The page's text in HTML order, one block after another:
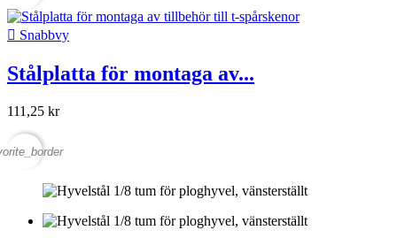
 Snabbvy
Stålplatta för montaga av...
111,25 kr